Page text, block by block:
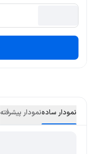
نمودار سادهنمودار پیشرفته